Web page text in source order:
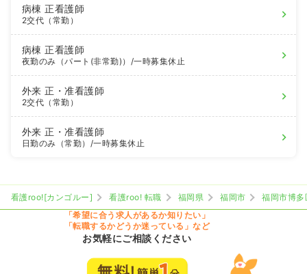
病棟正看護師
2交代（常勤）
病棟正看護師
夜勤のみ（パート(非常勤)） /一時募集休止
外来正・准看護師
2交代（常勤）
外来正・准看護師
日勤のみ（常勤） /一時募集休止
看護roo![カンゴルー] 看護roo! 転職 福岡県 福岡市
福岡市博多
「希望に合う求人があるか知りたい」
「転職するかどうか迷っている」など
お気軽にご相談ください